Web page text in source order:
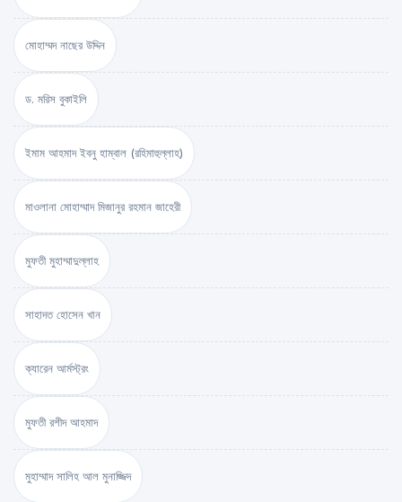
মোহাম্মদ নাছের উদ্দিন
ড. মরিস বুকাইলি
ইমাম আহমাদ ইবনু হাম্বাল (রহিমাহুল্লাহ)
মাওলানা মোহাম্মাদ মিজানুর রহমান জাহেরী
মুফতী মুহাম্মাদুল্লাহ
সাহাদত হোসেন খান
ক্যারেন আর্মস্ট্রং
মুফতী রশীদ আহমাদ
মুহাম্মাদ সালিহ আল মুনাজ্জিদ